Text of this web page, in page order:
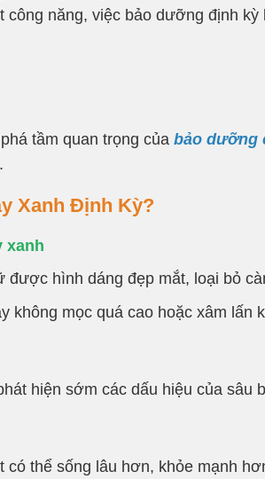
năng, việc bảo dưỡng định kỳ
tầm quan trọng của bảo dưỡng
Xanh Định Kỳ?
xanh
được hình dáng đẹp mắt, loại bỏ
không mọc quá cao hoặc xâm lấn
hiện sớm các dấu hiệu của
có thể sống lâu hơn, khỏe mạnh